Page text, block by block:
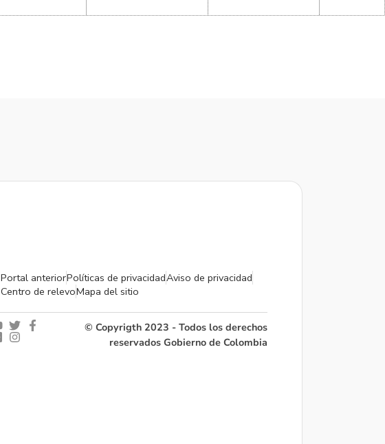
Portal anteriorPolíticas de privacidadAviso de privacidad
Centro de relevoMapa del sitio
© Copyrigth 2023 - Todos los derechos
reservados Gobierno de Colombia